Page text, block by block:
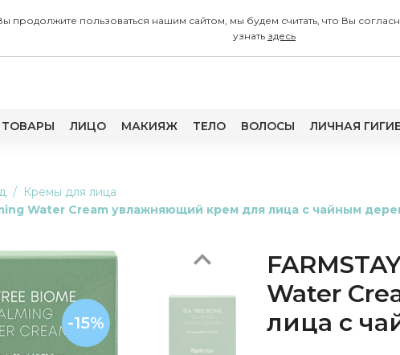
продолжите пользоваться нашим сайтом, мы будем считать, что Вы
узнать здесь
ТОВАРЫ ЛИЦО МАКИЯЖ ТЕЛО ВОЛОСЫ ЛИЧНАЯ
Кремы для лица
Water Cream увлажняющий крем для лица с чайным
-15%
Water
лица с